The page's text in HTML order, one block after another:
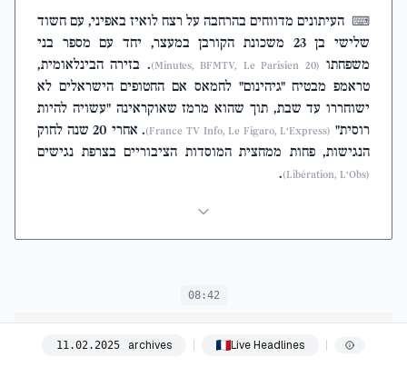
⌨ העיתונים מדווחים בהרחבה על רצח לואיז באפיני, עם חשוד
שלישי בן 23 משכונת הקורבן במעצר, יחד עם מספר בני
משפחתו (20 Minutes, BFMTV, Le Parisien)
. בזירה הבינלאומית,
טראמפ מבטיח "גיהינום" לחמאס אם החטופים הישראלים לא
ישוחררו עד שבת, תוך שהוא מרמז שאוקראינה "עשויה להיות
רוסית" (France TV Info, Le Figaro, L'Express)
. אחרי 20 שנה לחוק
הנגישות, פחות ממחצית המוסדות הציבוריים בצרפת נגישים
(Libération, L'Obs)
.
08:42
Le Monde
11.02.2025 archives Live Headlines